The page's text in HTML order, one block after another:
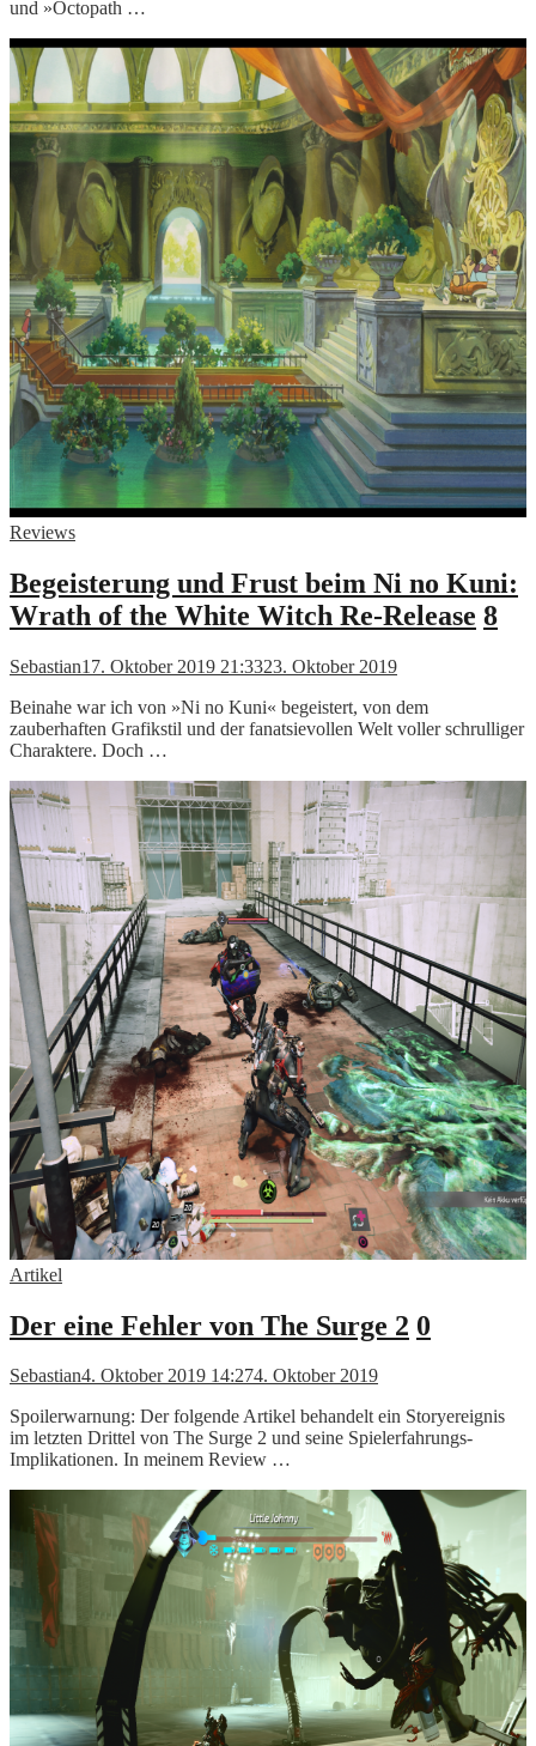
und »Octopath …
Reviews
Begeisterung und Frust beim Ni no Kuni:
Wrath of the White Witch Re-Release 8
Sebastian17. Oktober 2019 21:3323. Oktober 2019
Beinahe war ich von »Ni no Kuni« begeistert, von dem
zauberhaften Grafikstil und der fanatsievollen Welt voller schrulliger
Charaktere. Doch …
Artikel
Der eine Fehler von The Surge 2 0
Sebastian4. Oktober 2019 14:274. Oktober 2019
Spoilerwarnung: Der folgende Artikel behandelt ein Storyereignis
im letzten Drittel von The Surge 2 und seine Spielerfahrungs-
Implikationen. In meinem Review …